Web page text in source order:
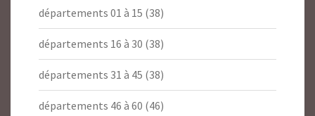
départements 01 à 15 (38)
départements 16 à 30 (38)
départements 31 à 45 (38)
départements 46 à 60 (46)